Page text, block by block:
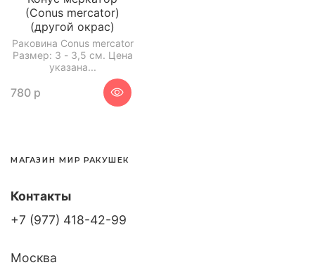
(Conus mercator)
(другой окрас)
Раковина Conus mercator
Размер: 3 - 3,5 см. Цена
указана...
780 р
МАГАЗИН МИР РАКУШЕК
Контакты
+7 (977) 418-42-99
Москва